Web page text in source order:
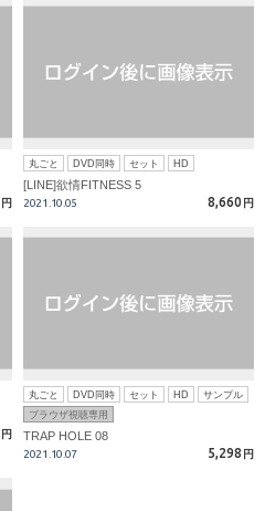
円
丸ごと DVD同時 セット HD
[LINE]欲情FITNESS 5
2021.10.05 8,660 円
円
丸ごと DVD同時 セット HD
サンプル
ブラウザ視聴専用
TRAP HOLE 08
2021.10.07 5,298 円